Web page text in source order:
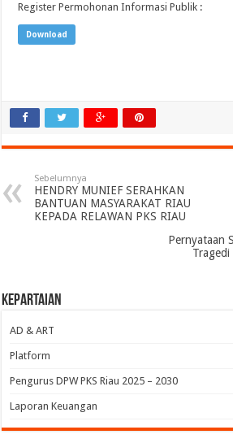
Register Permohonan Informasi Publik :
Download
Sebelumnya
HENDRY MUNIEF SERAHKAN
BANTUAN MASYARAKAT RIAU
KEPADA RELAWAN PKS RIAU
Pernyataan
Kepartaian
AD & ART
Platform
Pengurus DPW PKS Riau 2025 – 2030
Laporan Keuangan